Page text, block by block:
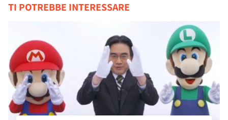
TI POTREBBE INTERESSARE